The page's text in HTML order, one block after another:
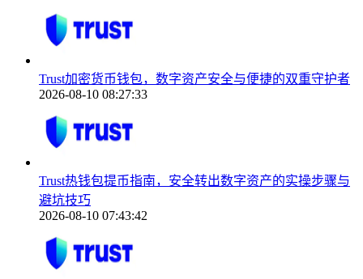
Trust加密货币钱包，数字资产安全与便捷的双重守护者
2026-08-10 08:27:33
Trust热钱包提币指南，安全转出数字资产的实操步骤与
避坑技巧
2026-08-10 07:43:42